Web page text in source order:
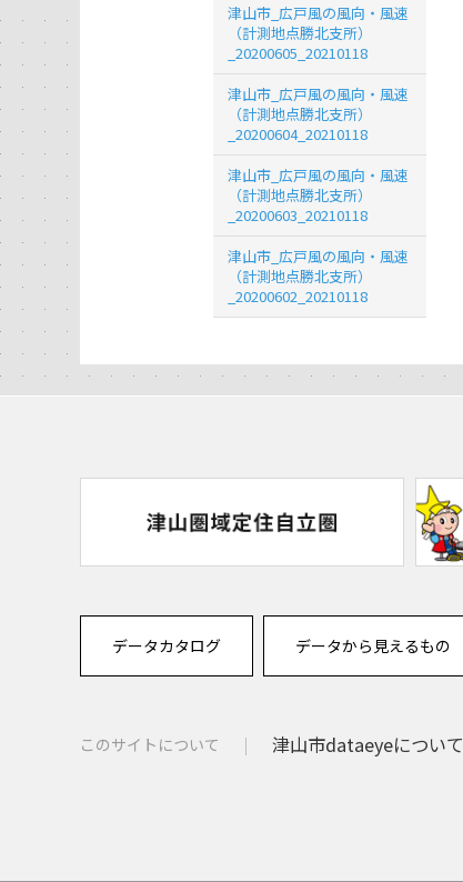
津山市_広戸風の風向・風速
（計測地点勝北支所）
_20200605_20210118
津山市_広戸風の風向・風速
（計測地点勝北支所）
_20200604_20210118
津山市_広戸風の風向・風速
（計測地点勝北支所）
_20200603_20210118
津山市_広戸風の風向・風速
（計測地点勝北支所）
_20200602_20210118
データカタログ データから見えるもの
このサイトについて 津山市dataeyeについて